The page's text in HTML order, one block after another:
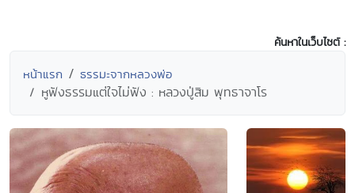
ค้นหาในเว็บไซต์ :
หน้าแรก ธรรมะจากหลวงพ่อ
หูฟังธรรมแต่ใจไม่ฟัง : หลวงปู่สิม พุทธาจาโร